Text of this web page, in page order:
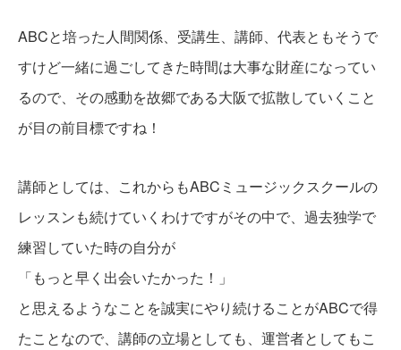
ABCと培った人間関係、受講生、講師、代表ともそうで
すけど一緒に過ごしてきた時間は大事な財産になってい
るので、その感動を故郷である大阪で拡散していくこと
が目の前目標ですね！
講師としては、これからもABCミュージックスクールの
レッスンも続けていくわけですがその中で、過去独学で
練習していた時の自分が
「もっと早く出会いたかった！」
と思えるようなことを誠実にやり続けることがABCで得
たことなので、講師の立場としても、運営者としてもこ